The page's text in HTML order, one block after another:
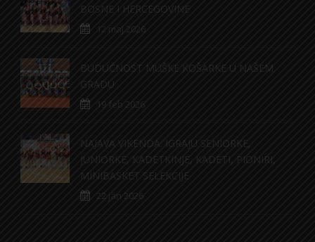
BOSNE I HERCEGOVINE
12 maj 2026
BUDUĆNOST MUŠKE KOŠARKE U NAŠEM
GRADU
19 feb 2026
NAJAVA VIKENDA: IGRAJU SENIORKE,
JUNIORKE, KADETKINJE, KADETI, PIONIRI,
MINIBASKET SELEKCIJE
22 jan 2026